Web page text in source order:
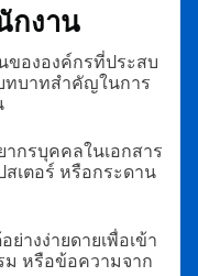
กงาน
ององค์กรที่ประสบ
ทบาทสำคัญในการ
กรบุคคลในเอกสาร
เตอร์ หรือกระดาน
างง่ายดายเพื่อเข้า
ม หรือข้อความจาก